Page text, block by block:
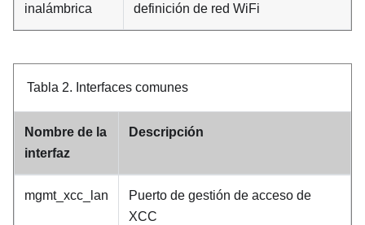
inalámbrica
definición de red WiFi
Tabla 2. Interfaces comunes
Nombre de la
interfaz
Descripción
mgmt_xcc_lan
Puerto de gestión de acceso de
XCC